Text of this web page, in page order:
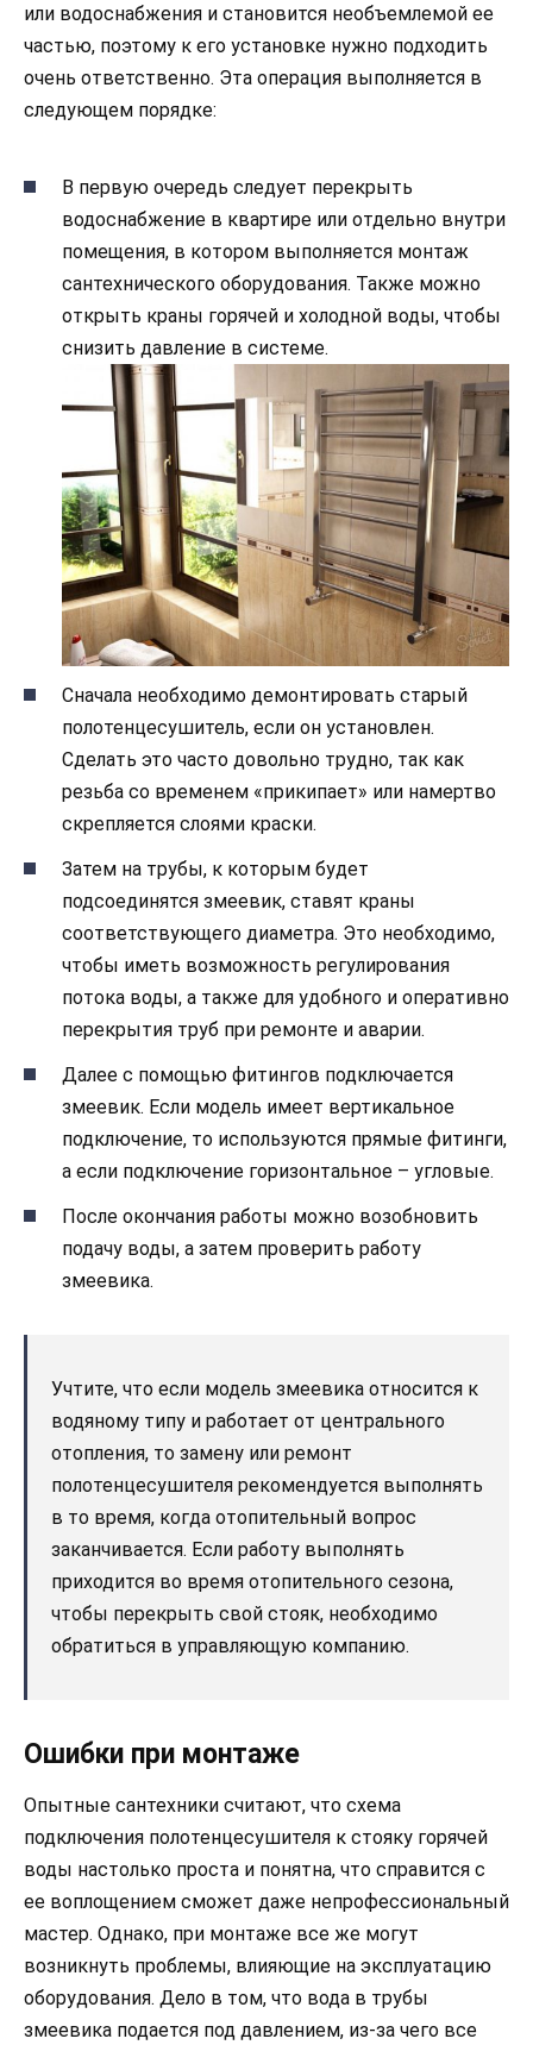
или водоснабжения и становится необъемлемой ее
частью, поэтому к его установке нужно подходить
очень ответственно. Эта операция выполняется в
следующем порядке:
В первую очередь следует перекрыть
водоснабжение в квартире или отдельно внутри
помещения, в котором выполняется монтаж
сантехнического оборудования. Также можно
открыть краны горячей и холодной воды, чтобы
снизить давление в системе.
Сначала необходимо демонтировать старый
полотенцесушитель, если он установлен.
Сделать это часто довольно трудно, так как
резьба со временем «прикипает» или намертво
скрепляется слоями краски.
Затем на трубы, к которым будет
подсоединятся змеевик, ставят краны
соответствующего диаметра. Это необходимо,
чтобы иметь возможность регулирования
потока воды, а также для удобного и оперативно
перекрытия труб при ремонте и аварии.
Далее с помощью фитингов подключается
змеевик. Если модель имеет вертикальное
подключение, то используются прямые фитинги,
а если подключение горизонтальное – угловые.
После окончания работы можно возобновить
подачу воды, а затем проверить работу
змеевика.
Учтите, что если модель змеевика относится к
водяному типу и работает от центрального
отопления, то замену или ремонт
полотенцесушителя рекомендуется выполнять
в то время, когда отопительный вопрос
заканчивается. Если работу выполнять
приходится во время отопительного сезона,
чтобы перекрыть свой стояк, необходимо
обратиться в управляющую компанию.
Ошибки при монтаже
Опытные сантехники считают, что схема
подключения полотенцесушителя к стояку горячей
воды настолько проста и понятна, что справится с
ее воплощением сможет даже непрофессиональный
мастер. Однако, при монтаже все же могут
возникнуть проблемы, влияющие на эксплуатацию
оборудования. Дело в том, что вода в трубы
змеевика подается под давлением, из-за чего все